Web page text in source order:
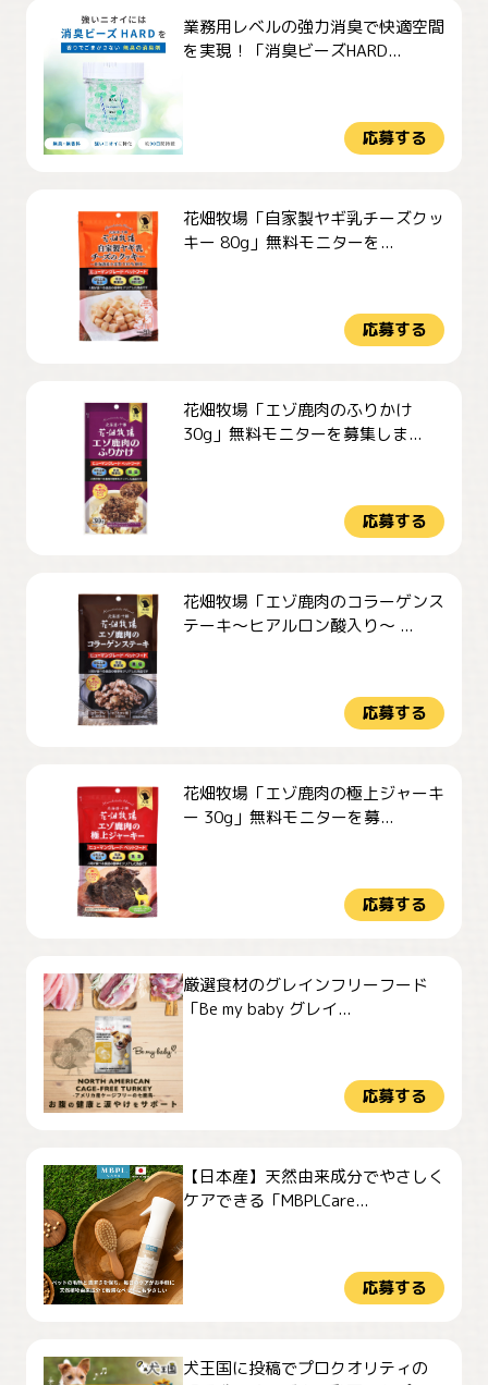
業務用レベルの強力消臭で快適空間
を実現！「消臭ビーズHARD...
応募する
花畑牧場「自家製ヤギ乳チーズクッ
キー 80g」無料モニターを...
応募する
花畑牧場「エゾ鹿肉のふりかけ
30g」無料モニターを募集しま...
応募する
花畑牧場「エゾ鹿肉のコラーゲンス
テーキ～ヒアルロン酸入り～ ...
応募する
花畑牧場「エゾ鹿肉の極上ジャーキ
ー 30g」無料モニターを募...
応募する
厳選食材のグレインフリーフード
「Be my baby グレイ...
応募する
【日本産】天然由来成分でやさしく
ケアできる「MBPLCare...
応募する
犬王国に投稿でプロクオリティの